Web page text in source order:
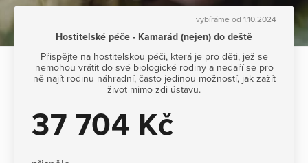
vybíráme od 1.10.2024
Hostitelské péče - Kamarád (nejen) do deště
Přispějte na hostitelskou péči, která je pro děti, jež se
nemohou vrátit do své biologické rodiny a nedaří se pro
ně najít rodinu náhradní, často jedinou možností, jak zažít
život mimo zdi ústavu.
37 704 Kč